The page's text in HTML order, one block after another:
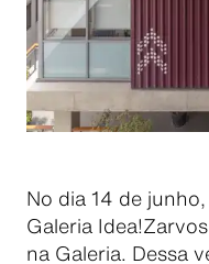
No dia 14 de
Galeria
na Galeria. Dessa